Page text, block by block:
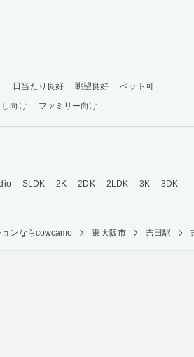
日当たり良好 眺望良好
ペット可
向け ファミリー向け
SLDK 2K 2DK 2LDK 3K
3DK
ンならcowcamo 東大阪市 吉田駅